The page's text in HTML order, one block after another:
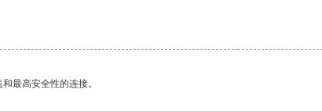
最高安全性的连接。